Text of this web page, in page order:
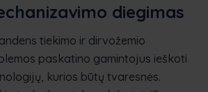
diegimas
tiekimo ir dirvožemio
paskatino gamintojus ieškoti
kurios būtų tvaresnės.